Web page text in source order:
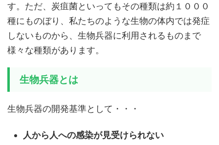
す。ただ、炭疽菌といってもその種類は約１０００
種にものぼり、私たちのような生物の体内では発症
しないものから、生物兵器に利用されるものまで
様々な種類があります。
生物兵器とは
生物兵器の開発基準として・・・
人から人への感染が見受けられない